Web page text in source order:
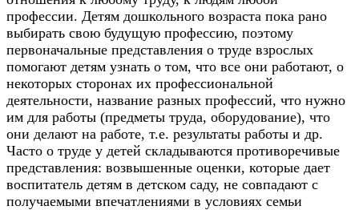
профессии. Детям дошкольного возраста пока рано
выбирать свою будущую профессию, поэтому
первоначальные представления о труде взрослых
помогают детям узнать о том, что все они работают, о
некоторых сторонах их профессиональной
деятельности, название разных профессий, что нужно
им для работы (предметы труда, оборудование), что
они делают на работе, т.е. результаты работы и др.
Часто о труде у детей складываются противоречивые
представления: возвышенные оценки, которые дает
воспитатель детям в детском саду, не совпадают с
получаемыми впечатлениями в условиях семьи